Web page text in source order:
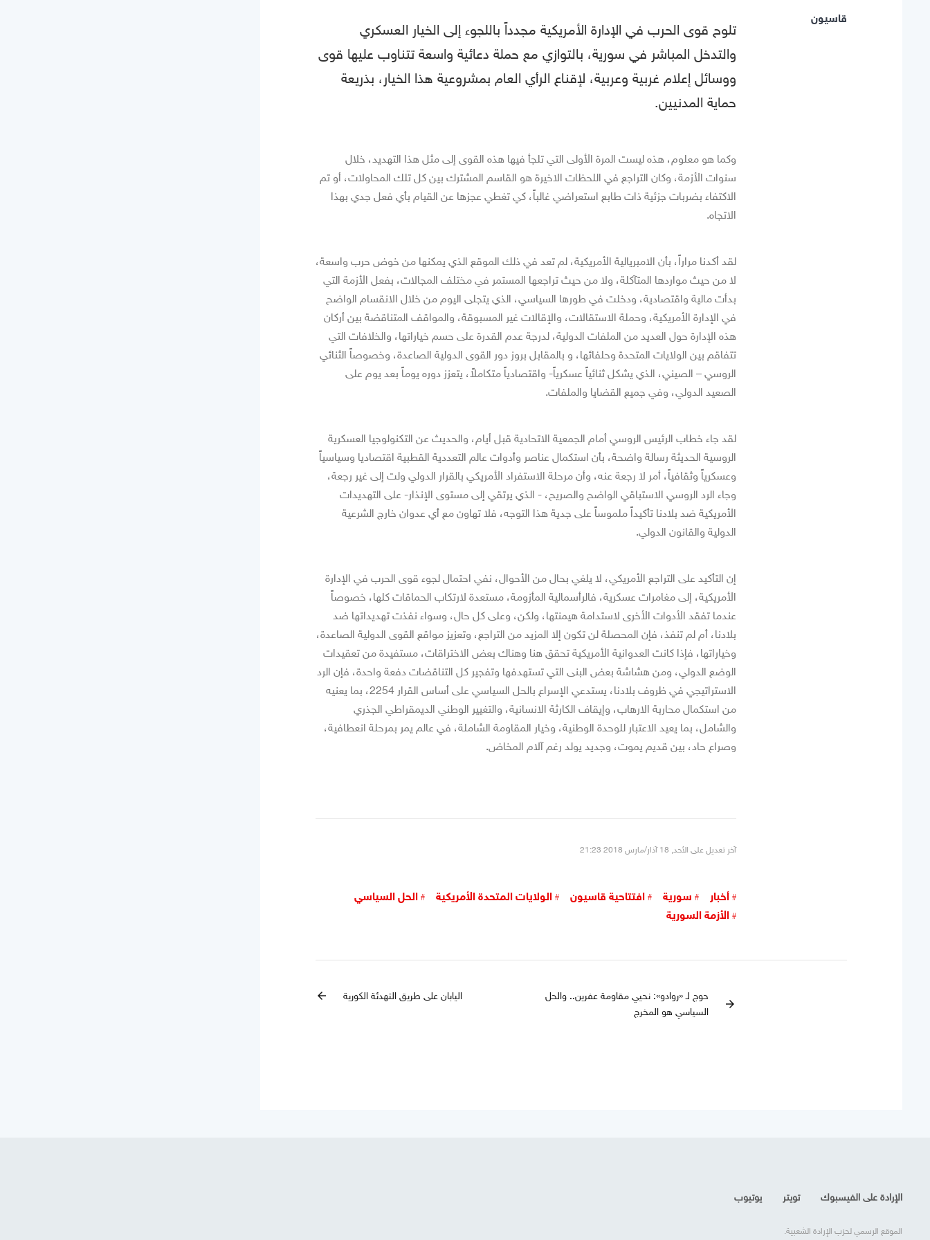
قاسيون
تلوح قوى الحرب في الإدارة الأمريكية مجدداً باللجوء إلى الخيار العسكري
والتدخل المباشر في سورية، بالتوازي مع حملة دعائية واسعة تتناوب عليها قوى
ووسائل إعلام غربية وعربية، لإقناع الرأي العام بمشروعية هذا الخيار، بذريعة
حماية المدنيين.
وكما هو معلوم، هذه ليست المرة الأولى التي تلجأ فيها هذه القوى إلى مثل هذا التهديد، خلال
سنوات الأزمة، وكان التراجع في اللحظات الاخيرة هو القاسم المشترك بين كل تلك المحاولات، أو تم
الاكتفاء بضربات جزئية ذات طابع استعراضي غالباً، كي تغطي عجزها عن القيام بأي فعل جدي بهذا
الاتجاه.
لقد أكدنا مراراً، بأن الامبريالية الأمريكية، لم تعد في ذلك الموقع الذي يمكنها من خوض حرب واسعة،
لا من حيث مواردها المتآكلة، ولا من حيث تراجعها المستمر في مختلف المجالات، بفعل الأزمة التي
بدأت مالية واقتصادية، ودخلت في طورها السياسي، الذي يتجلى اليوم من خلال الانقسام الواضح
في الإدارة الأمريكية، وحملة الاستقالات، والإقالات غير المسبوقة، والمواقف المتناقضة بين أركان
هذه الإدارة حول العديد من الملفات الدولية، لدرجة عدم القدرة على حسم خياراتها، والخلافات التي
تتفاقم بين الولايات المتحدة وحلفائها، و بالمقابل بروز دور القوى الدولية الصاعدة، وخصوصاً الثنائي
الروسي – الصيني، الذي يشكل ثنائياً عسكرياً- واقتصادياً متكاملاً، يتعزز دوره يوماً بعد يوم على
الصعيد الدولي، وفي جميع القضايا والملفات.
لقد جاء خطاب الرئيس الروسي أمام الجمعية الاتحادية قبل أيام، والحديث عن التكنولوجيا العسكرية
الروسية الحديثة رسالة واضحة، بأن استكمال عناصر وأدوات عالم التعددية القطبية اقتصاديا وسياسياً
وعسكرياً وثقافياً، أمر لا رجعة عنه، وأن مرحلة الاستفراد الأمريكي بالقرار الدولي ولت إلى غير رجعة،
وجاء الرد الروسي الاستباقي الواضح والصريح، - الذي يرتقي إلى مستوى الإنذار- على التهديدات
الأمريكية ضد بلادنا تأكيداً ملموساً على جدية هذا التوجه، فلا تهاون مع أي عدوان خارج الشرعية
الدولية والقانون الدولي.
إن التأكيد على التراجع الأمريكي، لا يلغي بحال من الأحوال، نفي احتمال لجوء قوى الحرب في الإدارة
الأمريكية، إلى مغامرات عسكرية، فالرأسمالية المأزومة، مستعدة لارتكاب الحماقات كلها، خصوصاً
عندما تفقد الأدوات الأخرى لاستدامة هيمنتها، ولكن، وعلى كل حال، وسواء نفذت تهديداتها ضد
بلادنا، أم لم تنفذ، فإن المحصلة لن تكون إلا المزيد من التراجع، وتعزيز مواقع القوى الدولية الصاعدة،
وخياراتها، فإذا كانت العدوانية الأمريكية تحقق هنا وهناك بعض الاختراقات، مستفيدة من تعقيدات
الوضع الدولي، ومن هشاشة بعض البنى التي تستهدفها وتفجير كل التناقضات دفعة واحدة، فإن الرد
الاستراتيجي في ظروف بلادنا، يستدعي الإسراع بالحل السياسي على أساس القرار 2254، بما يعنيه
من استكمال محاربة الارهاب، وإيقاف الكارثة الانسانية، والتغيير الوطني الديمقراطي الجذري
والشامل، بما يعيد الاعتبار للوحدة الوطنية، وخيار المقاومة الشاملة، في عالم يمر بمرحلة انعطافية،
وصراع حاد، بين قديم يموت، وجديد يولد رغم آلام المخاض.
آخر تعديل على الأحد, 18 آذار/مارس 2018 21:23
أخبار سورية افتتاحية قاسيون الولايات المتحدة الأمريكية
الحل السياسي
الأزمة السورية
arrow_forward
حوج لـ «روادو»: نحيي مقاومة عفرين.. والحل
السياسي هو المخرج
اليابان على طريق التهدئة الكورية arrow_back
الإرادة على الفيسبوك تويتر يوتيوب
الموقع الرسمي لحزب الإرادة الشعبية.